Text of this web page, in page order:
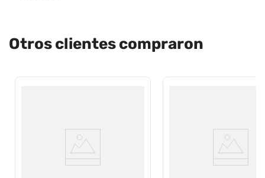
Otros clientes compraron